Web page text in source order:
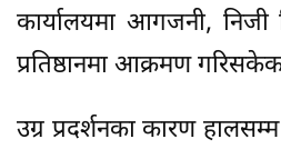
कार्यालयमा आगजनी, निजी
प्रतिष्ठानमा आक्रमण
उग्र प्रदर्शनका कारण